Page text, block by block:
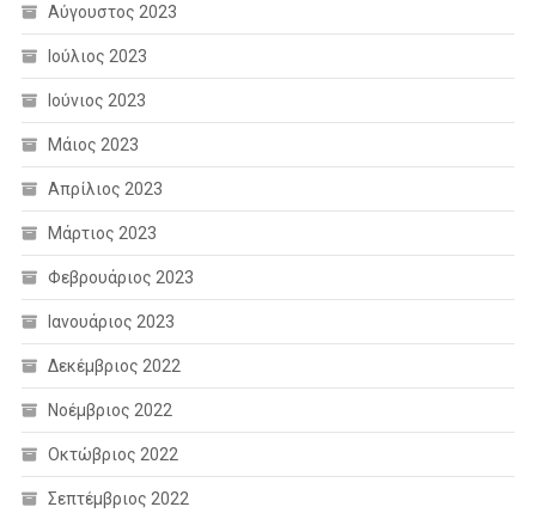
Αύγουστος 2023
Ιούλιος 2023
Ιούνιος 2023
Μάιος 2023
Απρίλιος 2023
Μάρτιος 2023
Φεβρουάριος 2023
Ιανουάριος 2023
Δεκέμβριος 2022
Νοέμβριος 2022
Οκτώβριος 2022
Σεπτέμβριος 2022